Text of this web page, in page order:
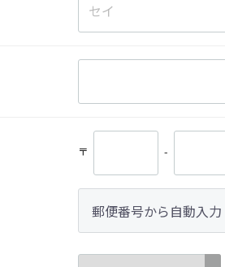
〒 -
郵便番号から自動入力